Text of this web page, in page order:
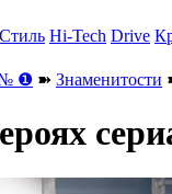
Стиль Hi-Tech Drive
№ ❶ ➽ Знаменитости